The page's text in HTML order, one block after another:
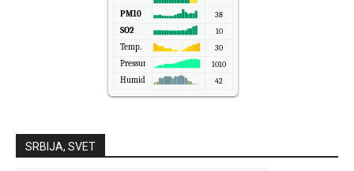
PM10 38
SO2 10
Temp. 30
Pressure 1010
Humidity 42
SRBIJA, SVET